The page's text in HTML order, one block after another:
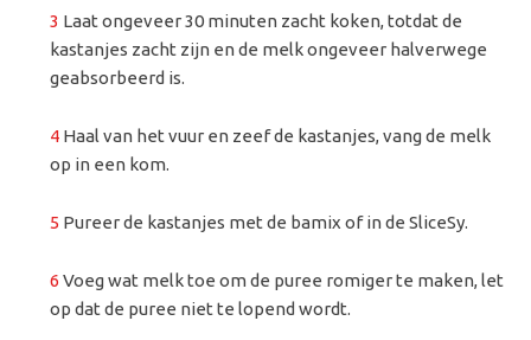
3 Laat ongeveer 30 minuten zacht koken, totdat de
kastanjes zacht zijn en de melk ongeveer halverwege
geabsorbeerd is.
4 Haal van het vuur en zeef de kastanjes, vang de melk
op in een kom.
5 Pureer de kastanjes met de bamix of in de SliceSy.
6Voeg wat melk toe om de puree romiger te maken, let
op dat de puree niet te lopend wordt.